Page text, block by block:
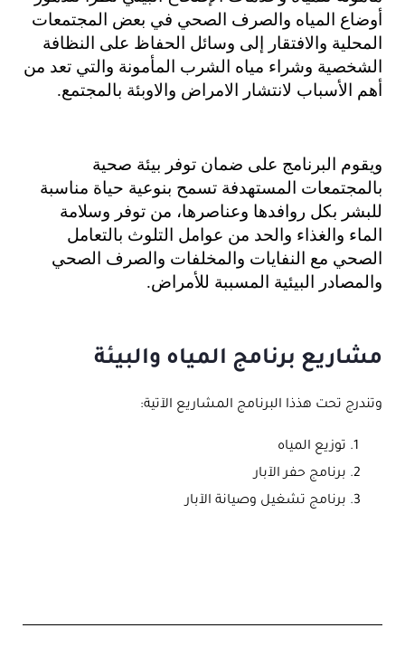
أهم الأسباب لانتشار الامراض والاوبئة بالمجتمع.
والمصادر البيئية المسببة للأمراض.
مشاريع برنامج المياه والبيئة
وتندرج تحت هذذا البرنامج المشاريع الآتية:
توزيع المياه
برنامج حفر الآبار
برنامج تشغيل وصيانة الآبار